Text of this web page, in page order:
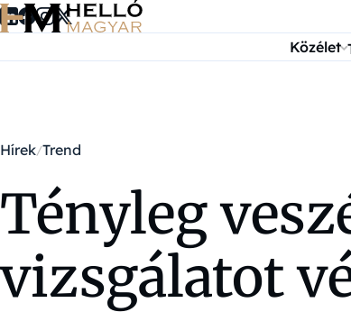
Ugrás a tartalomra
Közélet
Hírek Trend
Tényleg
vizsgálatot